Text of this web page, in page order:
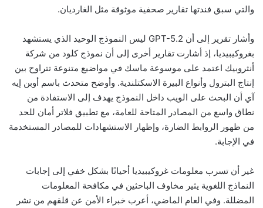
والتي سبق فندتها تقارير صحفية موثوقة مثل الغارديان.
وأشار تقرير إلى أن GPT-5.2 ليس النموذج الوحيد الذي يستشهد
بغروكيبيديا، إذ أشارت تقارير أخرى إلى أن نموذج كلود من شركة
أنثروبيك اعتمد على موسوعة ماسك في مواضيع متنوعة تتراوح بين
إنتاج البترول وأنواع البيرة الاسكتلندية. وأوضح متحدث باسم أوبن إيه
آي أن البحث على الويب داخل النموذج يهدف إلى الاستفادة من
نطاق واسع من المصادر المتاحة للعامة، مع تطبيق فلاتر أمان للحد
من ظهور الروابط الضارة، وإظهار الاستشهادات للمصادر المستخدمة
في الإجابة.
غير أن تسرب معلومات غروكيبيديا أحيانًا بشكل خفي إلى إجابات
النماذج اللغوية يثير مخاوف الباحثين في مكافحة المعلومات
المضللة. وفي العام الماضي، أعرب خبراء الأمن عن قلقهم من نشر